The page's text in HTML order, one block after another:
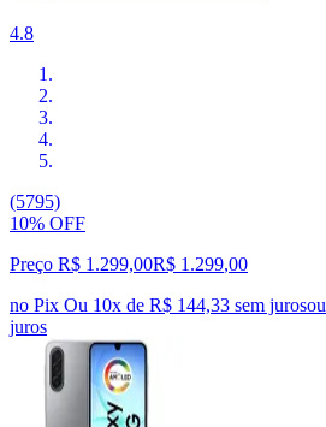
4.8
(5795)
10% OFF
Preço R$ 1.299,00R$ 1.299,00
no Pix Ou 10x de R$ 144,33 sem jurosou
juros